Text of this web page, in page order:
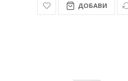
ДОБАВИ